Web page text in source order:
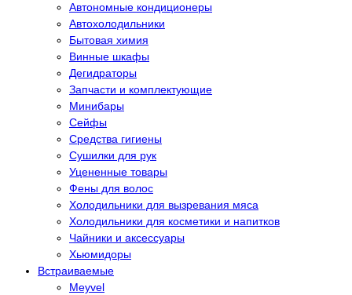
Автономные кондиционеры
Автохолодильники
Бытовая химия
Винные шкафы
Дегидраторы
Запчасти и комплектующие
Минибары
Сейфы
Средства гигиены
Сушилки для рук
Уцененные товары
Фены для волос
Холодильники для вызревания мяса
Холодильники для косметики и напитков
Чайники и аксессуары
Хьюмидоры
Встраиваемые
Meyvel